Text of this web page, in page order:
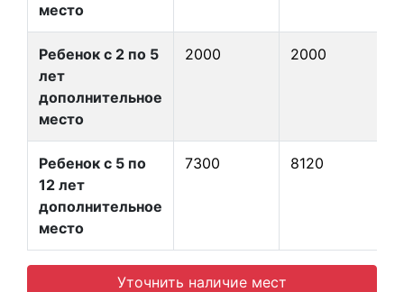
место
Ребенок с 2 по 5
лет
дополнительное
место
2000 2000
Ребенок с 5 по
12 лет
дополнительное
место
7300 8120
Уточнить наличие мест